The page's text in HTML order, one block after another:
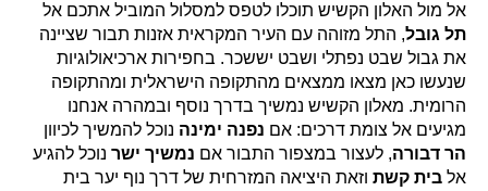
אל מול האלון הקשיש תוכלו לטפס למסלול המוביל אתכם אל
תל גובל, התל מזוהה עם העיר המקראית אזנות תבור שציינה
את גבול שבט נפתלי ושבט יששכר. בחפירות ארכיאולוגיות
שנעשו כאן מצאו ממצאים מהתקופה הישראלית ומהתקופה
הרומית. מאלון הקשיש נמשיך בדרך נוסף ובמהרה אנחנו
מגיעים אל צומת דרכים: אם נפנה ימינה נוכל להמשיך לכיוון
הר דבורה, לעצור במצפור התבור אם נמשיך ישר נוכל להגיע
אל בית קשת וזאת היציאה המזרחית של דרך נוף יער בית